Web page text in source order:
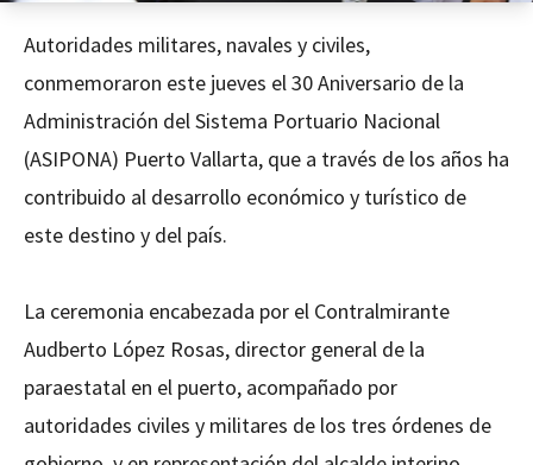
Autoridades militares, navales y civiles,
conmemoraron este jueves el 30 Aniversario de la
Administración del Sistema Portuario Nacional
(ASIPONA) Puerto Vallarta, que a través de los años ha
contribuido al desarrollo económico y turístico de
este destino y del país.
La ceremonia encabezada por el Contralmirante
Audberto López Rosas, director general de la
paraestatal en el puerto, acompañado por
autoridades civiles y militares de los tres órdenes de